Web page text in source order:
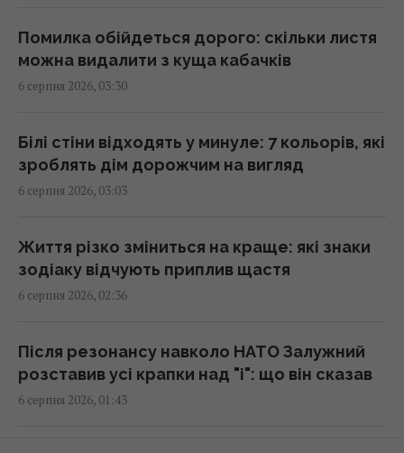
01:01 четвер, 06 серпня 2026
Швеція передасть Україні судно з
00:38 четвер, 06 серпня 2026
Шестимісячним немовлятам показали
вчених
23:59 середа, 05 серпня 2026
вибухівку біля українського літака в
Лейпцигу
23:57 середа, 05 серпня 2026
Помилка обійдеться дорого: скільки листя
можна видалити з куща кабачків
6 серпня 2026, 03:30
Білі стіни відходять у минуле: 7 кольорів, які
зроблять дім дорожчим на вигляд
6 серпня 2026, 03:03
Життя різко зміниться на краще: які знаки
зодіаку відчують приплив щастя
6 серпня 2026, 02:36
Після резонансу навколо НАТО Залужний
розставив усі крапки над "і": що він сказав
6 серпня 2026, 01:43